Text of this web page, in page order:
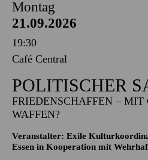
Montag
21.09.2026
19:30
Café Central
POLITISCHER
FRIEDENSCHAFFEN – MIT
WAFFEN?
Veranstalter: Exile
Essen in Kooperation mit